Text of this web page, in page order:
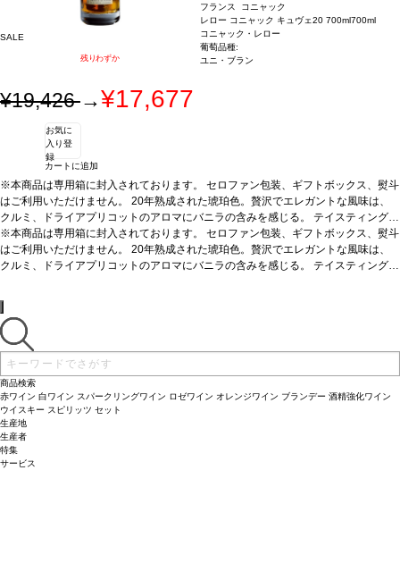
SALE
残りわずか
フランス コニャック
レロー コニャック キュヴェ20 700ml700ml
コニャック・レロー
葡萄品種:
ユニ・ブラン
¥19,426→¥17,677
お気に
入り登
録
カートに追加
※本商品は専用箱に封入されております。 セロファン包装、ギフトボックス、熨斗
はご利用いただけません。 20年熟成された琥珀色。贅沢でエレガントな風味は、
クルミ、ドライアプリコットのアロマにバニラの含みを感じる。 テイスティングノ
ート淡い琥珀色をし、縁は緑がかっている。底に流れるほのかなヴァニラとオーク
がタフィー、オレンジと交わり、複雑なノーズを与えている。魅力的でスムーズフ
ルーティーな風味にほのかな甘味がある。こくのある余韻の印象を残すが、後味は
※本商品は専用箱に封入されております。 セロファン包装、ギフトボックス、熨斗
はご利用いただけません。 20年熟成された琥珀色。贅沢でエレガントな風味は、
クルミ、ドライアプリコットのアロマにバニラの含みを感じる。 テイスティングノ
がタフィー、オレンジと交わり、複雑なノーズを与えている。魅力的でスムーズフ
ルーティーな風味にほのかな甘味がある。こくのある余韻の印象を残すが、後味は
ドライである。JKW
商品検索
赤ワイン 白ワイン スパークリングワイン ロゼワイン オレンジワイン ブランデー 酒精強化ワイン
ウイスキー スピリッツ セット
生産地
生産者
特集
サービス